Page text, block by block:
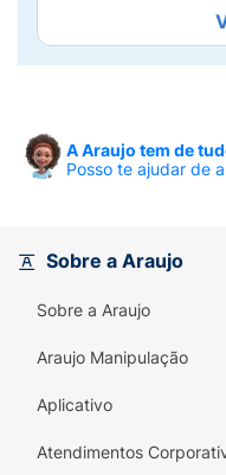
fórmula
para todos os
conforto sem
Giovanna Baby
diário, sendo
protege, mas
A Araujo tem de
Posso te ajudar de
Sobre a Araujo
Sobre a Araujo
Araujo Manipulação
Aplicativo
Atendimentos